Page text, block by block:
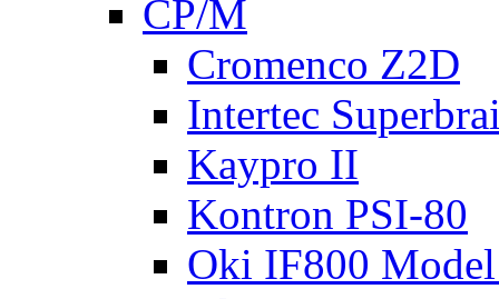
CP/M
Cromenco Z2D
Intertec
Kaypro II
Kontron PSI-80
Oki IF800